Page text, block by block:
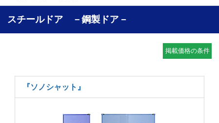
スチールドア －鋼製ドア－
掲載価格の条件
『ソノシャット』